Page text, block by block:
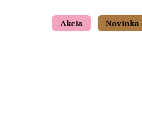
Akcia Novinka